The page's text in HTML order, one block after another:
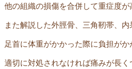
他の組織の損傷を合併して重症度が
また解説した外脛骨、三角靭帯、内
足首に体重がかかった際に負担がか
適切に対処されなければ痛みが長く